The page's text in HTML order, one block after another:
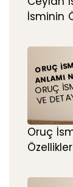
İsminin
ORUÇ
ANLAMI
ORUÇ
VE
Oruç